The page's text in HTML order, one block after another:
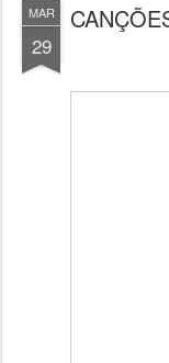
MAR
29